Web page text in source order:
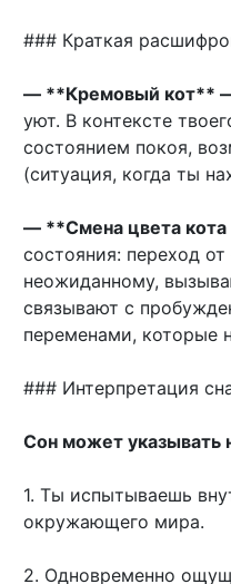
### Краткая
— **Кремовый кот**
уют. В контексте
состоянием покоя,
(ситуация, когда ты
— **Смена цвета
состояния: переход
неожиданному,
связывают с
переменами, которые
### Интерпретация
Сон может
1. Ты испытываешь
окружающего мира.
2. Одновременно